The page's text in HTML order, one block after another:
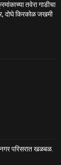
तवेरा गाडीचा
दोघे किरकोळ जखमी
परिसरात खळबळ.